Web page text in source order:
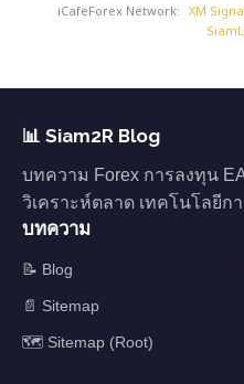
iCafeForex Network: XM
📊 Siam2R Blog
บทความ Forex การลงทุน
วิเคราะห์ตลาด เทคโนโลยีกา
บทความ
📝 Blog
📄 Sitemap
🗺️ Sitemap (Root)